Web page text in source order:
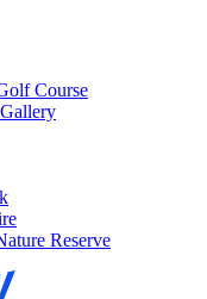
Course
Reserve